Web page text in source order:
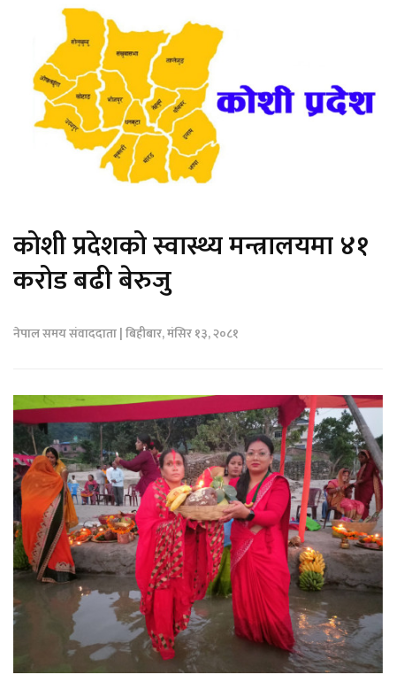
कोशी प्रदेशको स्वास्थ्य मन्त्रालयमा ४१
करोड बढी बेरुजु
नेपाल समय संवाददाता | बिहीबार, मंसिर १३, २०८१